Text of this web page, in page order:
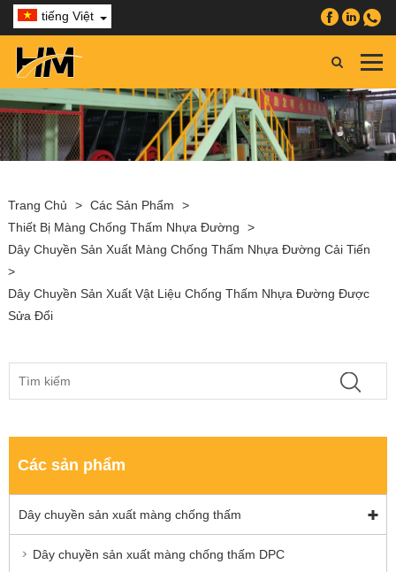
tiếng Việt
Trang Chủ > Các Sản Phẩm
>
Thiết Bị Màng Chống Thấm Nhựa Đường
>
Dây Chuyền Sản Xuất Màng Chống Thấm Nhựa Đường Cải Tiến
>
Dây Chuyền Sản Xuất Vật Liệu Chống Thấm Nhựa Đường Được
Sửa Đổi
Các sản phẩm
Dây chuyền sản xuất màng chống thấm
Dây chuyền sản xuất màng chống thấm DPC